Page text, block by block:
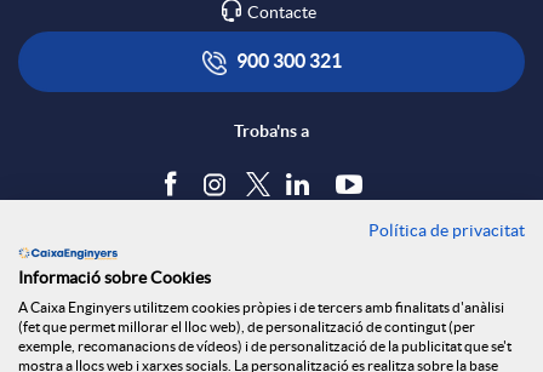
r
e
s
S
i
c
ó
a
Contacte
900 300 321
Troba'ns a
Política de cookies
Avís legal
Política de privacitat
Informació sobre Cookies
A Caixa Enginyers utilitzem cookies pròpies i de tercers amb finalitats d'anàlisi
(fet que permet millorar el lloc web), de personalització de contingut (per
exemple, recomanacions de vídeos) i de personalització de la publicitat que se't
mostra a llocs web i xarxes socials. La personalització es realitza sobre la base